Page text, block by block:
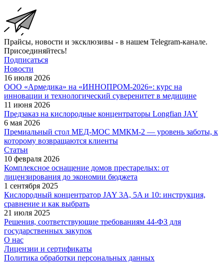
Прайсы, новости и эксклюзивы - в нашем Telegram-канале.
Присоединяйтесь!
Подписаться
Новости
16 июля 2026
ООО «Армедика» на «ИННОПРОМ-2026»: курс на
инновации и технологический суверенитет в медицине
11 июня 2026
Предзаказ на кислородные концентраторы Longfian JAY
6 мая 2026
Премиальный стол МЕД-МОС ММКМ-2 — уровень заботы, к
которому возвращаются клиенты
Статьи
10 февраля 2026
Комплексное оснащение домов престарелых: от
лицензирования до экономии бюджета
1 сентября 2025
Кислородный концентратор JAY 3A, 5A и 10: инструкция,
сравнение и как выбрать
21 июля 2025
Решения, соответствующие требованиям 44-ФЗ для
государственных закупок
О нас
Лицензии и сертификаты
Политика обработки персональных данных